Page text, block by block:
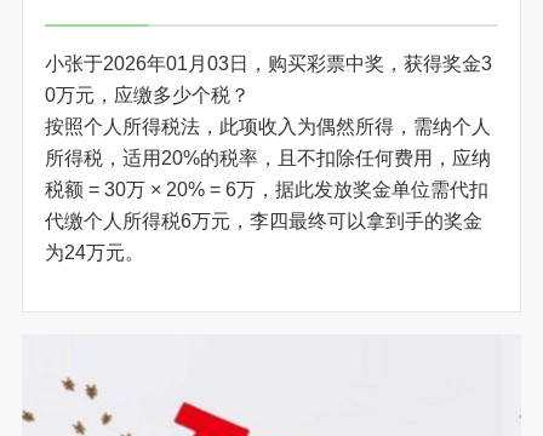
小张于2026年01月03日，购买彩票中奖，获得奖金3
0万元，应缴多少个税？
按照个人所得税法，此项收入为偶然所得，需纳个人
所得税，适用20%的税率，且不扣除任何费用，应纳
税额 = 30万 × 20% = 6万，据此发放奖金单位需代扣
代缴个人所得税6万元，李四最终可以拿到手的奖金
为24万元。